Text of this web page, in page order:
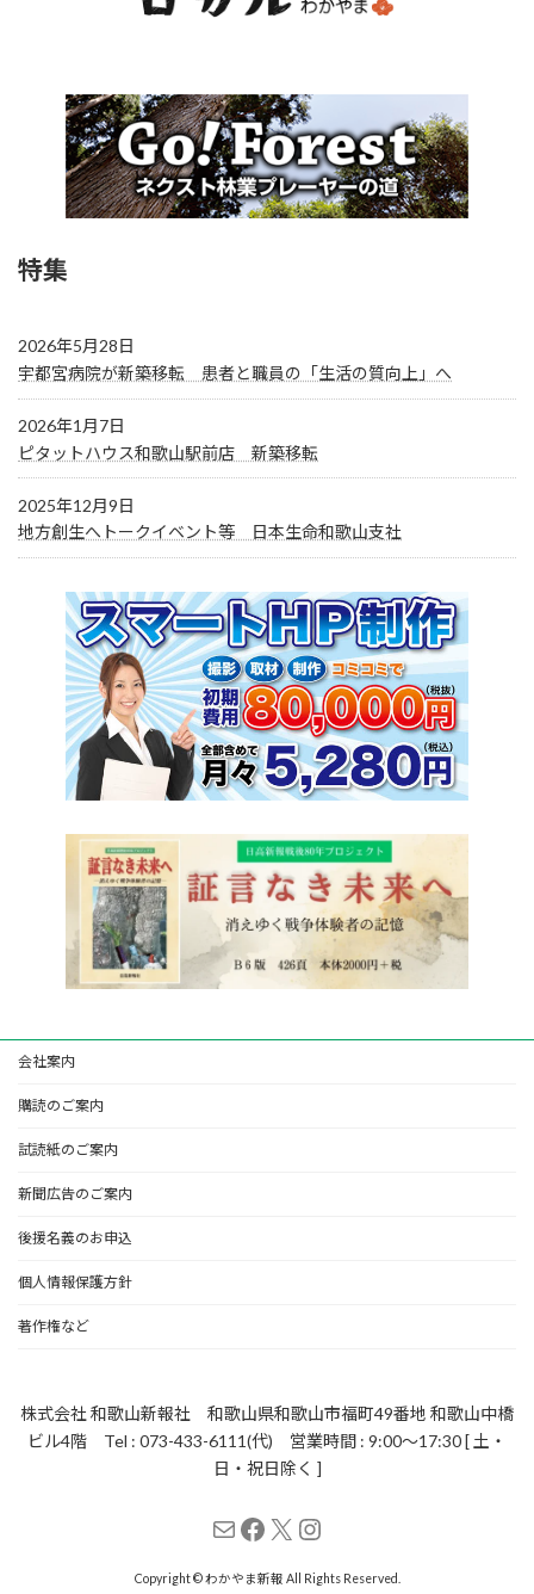
特集
2026年5月28日
宇都宮病院が新築移転 患者と職員の「生活の質向上」へ
2026年1月7日
ピタットハウス和歌山駅前店 新築移転
2025年12月9日
地方創生へトークイベント等 日本生命和歌山支社
会社案内
購読のご案内
試読紙のご案内
新聞広告のご案内
後援名義のお申込
個人情報保護方針
著作権など
株式会社 和歌山新報社 和歌山県和歌山市福町49番地 和歌山中橋
ビル4階 Tel : 073-433-6111(代) 営業時間 : 9:00～17:30 [ 土・
日・祝日除く ]
メールFacebook
X Instagram
Copyright © わかやま新報 All Rights Reserved.